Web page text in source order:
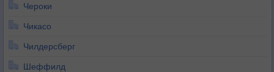
Чероки
Чикасо
Чилдерсберг
Шеффилд